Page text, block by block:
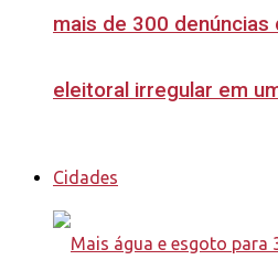
mais de 300 denúncias
eleitoral irregular em
Cidades